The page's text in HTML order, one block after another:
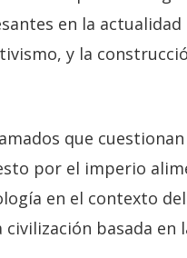
en la
y la
que
por el imperio
en el contexto
basada en